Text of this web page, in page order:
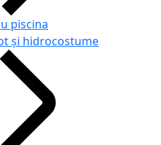
piscina
și hidrocostume